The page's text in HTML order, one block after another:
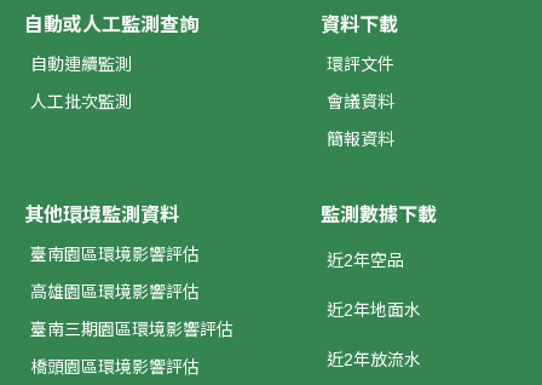
自動或人工監測查詢
自動連續監測
人工批次監測
其他環境監測資料
臺南園區環境影響評估
高雄園區環境影響評估
臺南三期園區環境影響評估
橋頭園區環境影響評估
監測數據下載
近2年空品
近2年地面水
近2年放流水
資料下載
環評文件
會議資料
簡報資料